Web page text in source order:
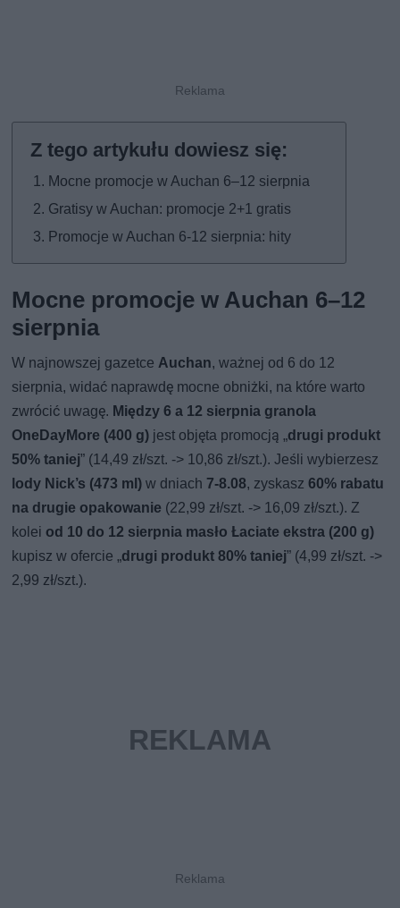
Mocne promocje w Auchan 6–12 sierpnia
Gratisy w Auchan: promocje 2+1 gratis
Promocje w Auchan 6-12 sierpnia: hity
Mocne promocje w Auchan 6–12
sierpnia
W najnowszej gazetce Auchan, ważnej od 6 do 12
sierpnia, widać naprawdę mocne obniżki, na które warto
zwrócić uwagę. Między 6 a 12 sierpnia granola
OneDayMore (400 g) jest objęta promocją „drugi produkt
50% taniej” (14,49 zł/szt. -> 10,86 zł/szt.). Jeśli wybierzesz
lody Nick’s (473 ml) w dniach 7-8.08, zyskasz60% rabatu
na drugie opakowanie (22,99 zł/szt. -> 16,09 zł/szt.). Z
kolei od 10 do 12 sierpnia masło Łaciate ekstra (200 g)
kupisz w ofercie „drugi produkt 80% taniej” (4,99 zł/szt. ->
2,99 zł/szt.).